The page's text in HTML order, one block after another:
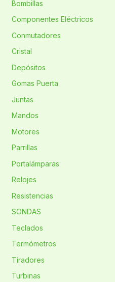
Bombillas
Componentes Eléctricos
Conmutadores
Cristal
Depósitos
Gomas Puerta
Juntas
Mandos
Motores
Parrillas
Portalámparas
Relojes
Resistencias
SONDAS
Teclados
Termómetros
Tiradores
Turbinas